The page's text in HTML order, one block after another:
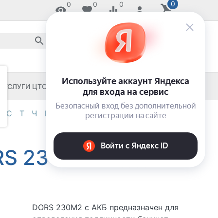
0 0 0 0
8 800 2018-054
звонок по России бесплатный
8 (8652) 55-11-33
ЗАКАЖИ И ЗАБЕРИ СЕГОДНЯ!
УСЛУГИ ЦТО ЧЕКОВЫЕ ПРИНТЕРЫ
С Т Ч Ш 0-9
230М2
DORS 230М2 с АКБ предназначен для